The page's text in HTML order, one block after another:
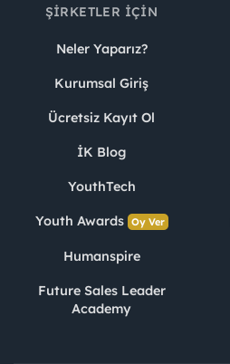
ŞIRKETLER İÇIN
Neler Yaparız?
Kurumsal Giriş
Ücretsiz Kayıt Ol
İK Blog
YouthTech
Youth Awards Oy Ver
Humanspire
Future Sales Leader
Academy